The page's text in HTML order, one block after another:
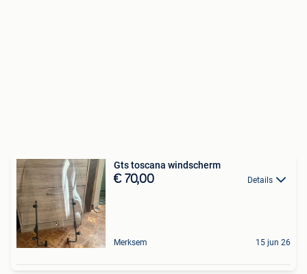
Gts toscana windscherm
€ 70,00 Details
Merksem 15 jun 26